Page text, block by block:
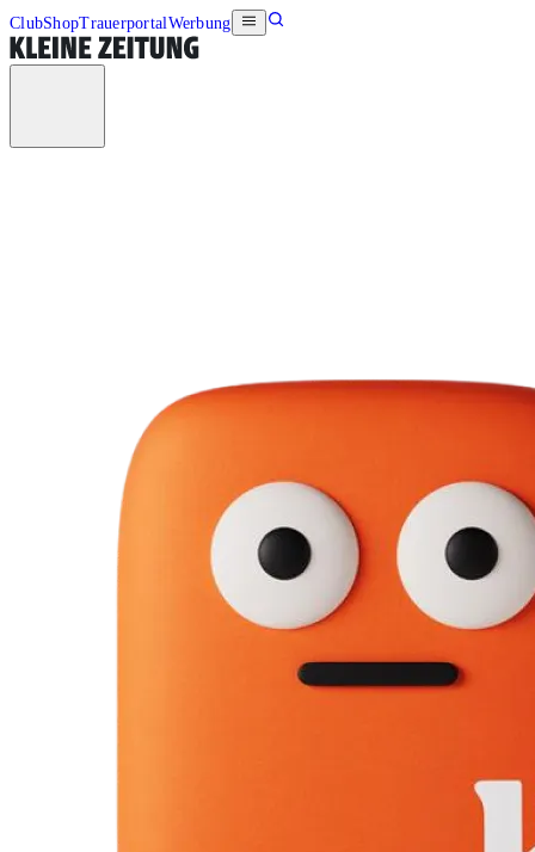
ClubShopTrauerportalWerbung